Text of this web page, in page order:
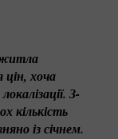
житла
цін, хоча
З-
кількість
із січнем.